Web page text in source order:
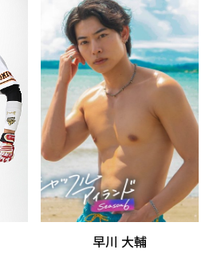
早川 大輔